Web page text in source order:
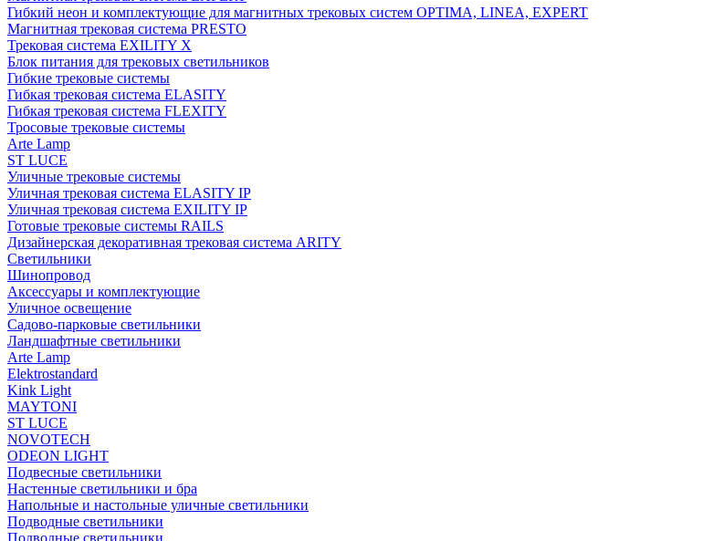
Гибкий неон и комплектующие для магнитных трековых систем OPTIMA, LINEA, EXPERT
Магнитная трековая система PRESTO
Трековая система EXILITY X
Блок питания для трековых светильников
Гибкие трековые системы
Гибкая трековая система ELASITY
Гибкая трековая система FLEXITY
Тросовые трековые системы
Arte Lamp
ST LUCE
Уличные трековые системы
Уличная трековая система ELASITY IP
Уличная трековая система EXILITY IP
Готовые трековые системы RAILS
Дизайнерская декоративная трековая система ARITY
Светильники
Шинопровод
Аксессуары и комплектующие
Уличное освещение
Садово-парковые светильники
Ландшафтные светильники
Arte Lamp
Elektrostandard
Kink Light
MAYTONI
ST LUCE
NOVOTECH
ODEON LIGHT
Подвесные светильники
Настенные светильники и бра
Напольные и настольные уличные светильники
Подводные светильники
Подводные светильники